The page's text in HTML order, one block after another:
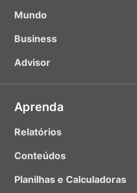
Mundo
Business
Advisor
Aprenda
Relatórios
Conteúdos
Planilhas e Calculadoras